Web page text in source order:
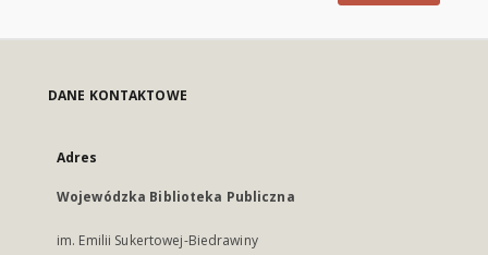
DANE KONTAKTOWE
Adres
Wojewódzka Biblioteka Publiczna
im. Emilii Sukertowej-Biedrawiny